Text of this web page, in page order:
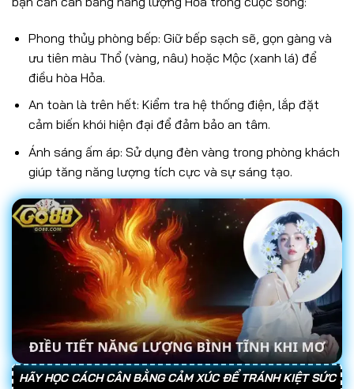
Phong thủy phòng bếp: Giữ bếp sạch sẽ, gọn gàng và
ưu tiên màu Thổ (vàng, nâu) hoặc Mộc (xanh lá) để
điều hòa Hỏa.
An toàn là trên hết: Kiểm tra hệ thống điện, lắp đặt
cảm biến khói hiện đại để đảm bảo an tâm.
Ánh sáng ấm áp: Sử dụng đèn vàng trong phòng khách
giúp tăng năng lượng tích cực và sự sáng tạo.
HÃY HỌC CÁCH CÂN BẰNG CẢM XÚC ĐỂ TRÁNH KIỆT SỨC